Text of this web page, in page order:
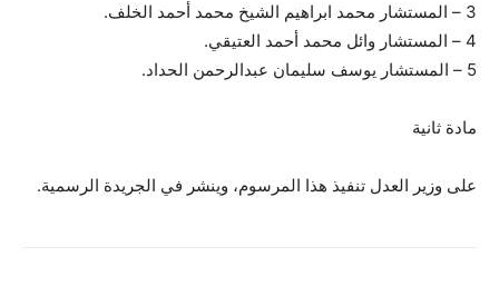
3 – المستشار محمد ابراهيم الشيخ محمد أحمد الخلف.
4 – المستشار وائل محمد أحمد العتيقي.
5 – المستشار يوسف سليمان عبدالرحمن الحداد.
مادة ثانية
على وزير العدل تنفيذ هذا المرسوم، وينشر في الجريدة الرسمية.